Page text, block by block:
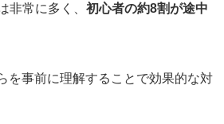
非常に多く、 初心者の約8割が途中
を事前に理解することで効果的な対